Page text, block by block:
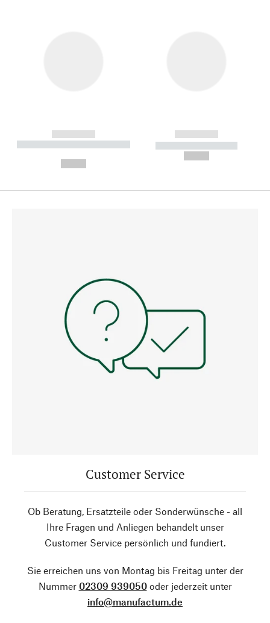
------------
----------- ----------- --------
------------
----------- -----------
Customer Service
Ob Beratung, Ersatzteile oder Sonderwünsche - all
Ihre Fragen und Anliegen behandelt unser
Customer Service persönlich und fundiert.
Sie erreichen uns von Montag bis Freitag unter der
Nummer 02309 939050oder jederzeit unter
info@manufactum.de